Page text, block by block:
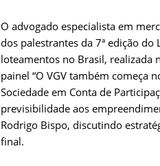
O advogado especialista em
dos palestrantes da 7ª edição
loteamentos no Brasil, realizada
painel “O VGV também começa
Sociedade em Conta de
previsibilidade aos
Rodrigo Bispo, discutindo
final.